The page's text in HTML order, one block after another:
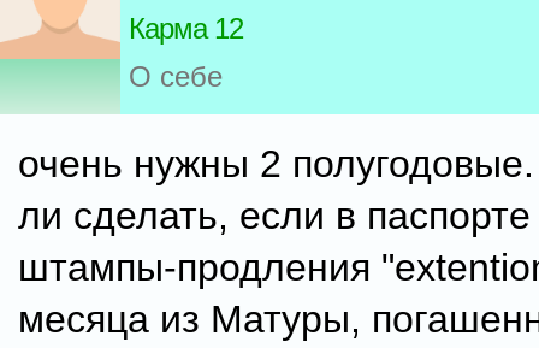
Карма 12
О себе
очень нужны 2
ли сделать, если в паспорте
штампы-продления
месяца из Матуры,